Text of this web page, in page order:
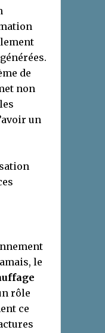
générées.
de
non
un
le
rôle
ce